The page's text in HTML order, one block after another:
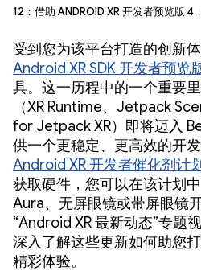
12：借助 Android XR 开发者预览版 4
受到您为该平台打造的创新
Android XR SDK 开发者预览
具。这一历程中的一个重要
（XR Runtime、Jetpack
for Jetpack XR）即将迈入
供一个更稳定、更高效的开
Android XR 开发者催化剂计划
获取硬件，您可以在该计划
Aura、无屏眼镜或带屏眼镜
“Android XR 最新动态”专题
深入了解这些更新如何助您
精彩体验。